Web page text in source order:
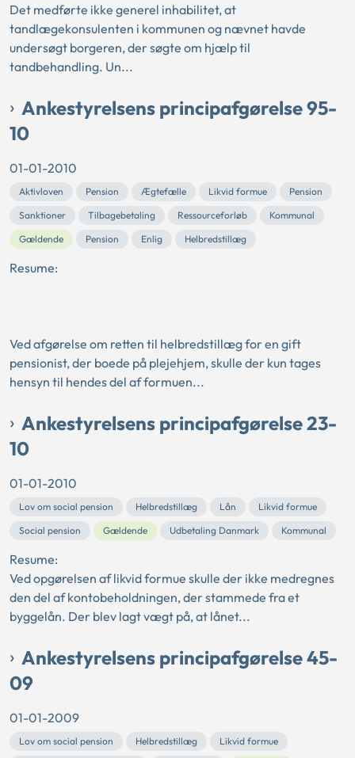
Det medførte ikke generel inhabilitet, at
tandlægekonsulenten i kommunen og nævnet havde
undersøgt borgeren, der søgte om hjælp til
tandbehandling. Un...
Ankestyrelsens principafgørelse 95-
10
01-01-2010
Aktivloven Pension Ægtefælle Likvid formue
Pension
Sanktioner
Tilbagebetaling Ressourceforløb
Kommunal
Gældende
Pension Enlig Helbredstillæg
Resume:
Ved afgørelse om retten til helbredstillæg for en gift
pensionist, der boede på plejehjem, skulle der kun tages
hensyn til hendes del af formuen...
Ankestyrelsens principafgørelse 23-
10
01-01-2010
Lov om social pension Helbredstillæg Lån
Likvid formue
Social pension
Gældende Udbetaling Danmark Kommunal
Resume:
Ved opgørelsen af likvid formue skulle der ikke medregnes
den del af kontobeholdningen, der stammede fra et
byggelån. Der blev lagt vægt på, at lånet...
Ankestyrelsens principafgørelse 45-
09
01-01-2009
Lov om social pension Helbredstillæg Likvid formue